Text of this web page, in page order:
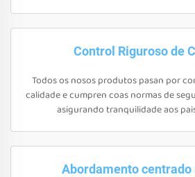
Control Riguroso de
Todos os nosos produtos pasan por
calidade e cumpren coas normas de
asigurando tranquilidade aos
Abordamento centrado